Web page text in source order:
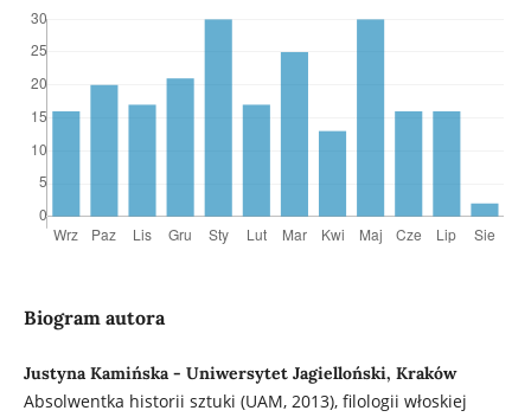
Biogram autora
Justyna Kamińska - Uniwersytet Jagielloński, Kraków
Absolwentka historii sztuki (UAM, 2013), filologii włoskiej